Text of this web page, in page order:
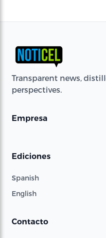
Transparent news,
perspectives.
Empresa
Ediciones
Spanish
English
Contacto